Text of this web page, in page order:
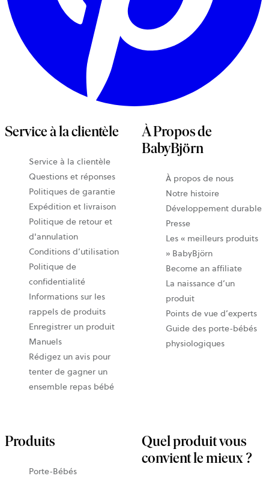
Service à la clientèle
Service à la clientèle
Questions et réponses
Politiques de garantie
Expédition et livraison
Politique de retour et
d'annulation
Conditions d’utilisation
Politique de
confidentialité
Informations sur les
rappels de produits
Enregistrer un produit
Manuels
Rédigez un avis pour
tenter de gagner un
ensemble repas bébé
À Propos de
BabyBjörn
À propos de nous
Notre histoire
Développement durable
Presse
Les « meilleurs produits
» BabyBjörn
Become an affiliate
La naissance d’un
produit
Points de vue d’experts
Guide des porte-bébés
physiologiques
Produits
Porte-Bébés
Quel produit vous
convient le mieux ?